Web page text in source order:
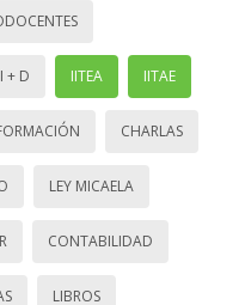
I + D IITEA IITAE
CHARLAS
LEY MICAELA
CONTABILIDAD
LIBROS